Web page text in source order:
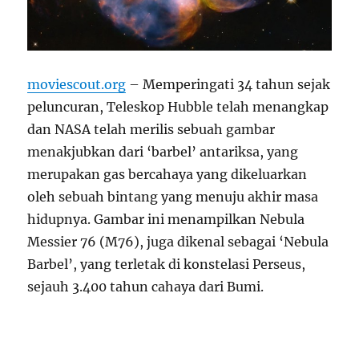
moviescout.org – Memperingati 34 tahun sejak
peluncuran, Teleskop Hubble telah menangkap
dan NASA telah merilis sebuah gambar
menakjubkan dari ‘barbel’ antariksa, yang
merupakan gas bercahaya yang dikeluarkan
oleh sebuah bintang yang menuju akhir masa
hidupnya. Gambar ini menampilkan Nebula
Messier 76 (M76), juga dikenal sebagai ‘Nebula
Barbel’, yang terletak di konstelasi Perseus,
sejauh 3.400 tahun cahaya dari Bumi.